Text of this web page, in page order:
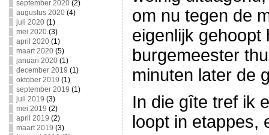
september 2020(2)
augustus 2020(4)
juli 2020(1)
mei 2020(3)
april 2020(1)
maart 2020(5)
januari 2020(1)
december 2019 (1)
oktober 2019 (1)
september 2019 (1)
juli 2019 (3)
mei 2019 (2)
april 2019 (2)
maart 2019 (3)
om nu tegen de
eigenlijk gehoopt
burgemeester
minuten later de
In die gîte tref ik
loopt in etappes,